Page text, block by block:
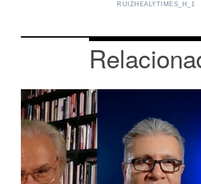
RUIZHEALYTIMES_H_1